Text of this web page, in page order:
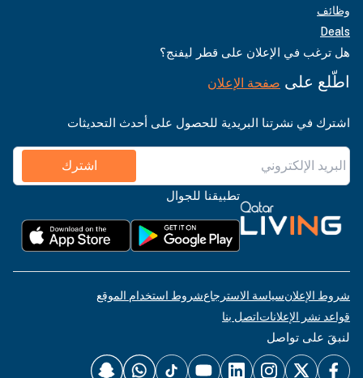
وظائف
Deals
هل ترغب في الإعلان على قطر ليفنج؟
اطّلع على صفحة الإعلان
اشترك في نشرتنا البريدية للحصول على أحدث التحديثات
اشترك
تطبيقنا للجوال
شروط الإعلانسياسة الاسترجاعشروط استخدام الموقع
قواعد نشر الإعلاناتاتصل بنا
لنبقَ على تواصل